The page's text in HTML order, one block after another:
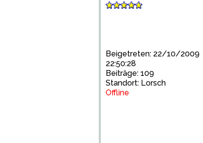
Beigetreten: 22/10/2009
22:50:28
Beiträge: 109
Standort: Lorsch
Offline